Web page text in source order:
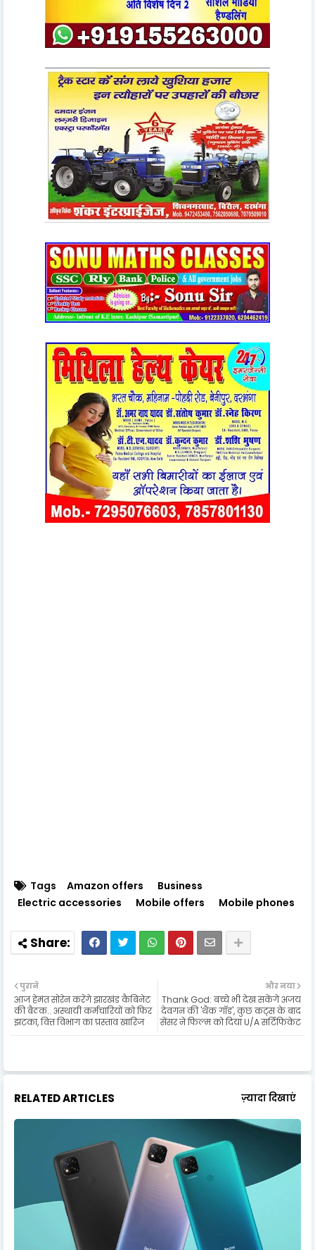
Tags Amazon offers
Business
Electric accessories
Mobile offers Mobile phones
और नया
Thank God: बच्चे भी देख सकेंगे अजय
देवगन की 'थैंक गॉड', कुछ कट्स के बाद
सेंसर ने फिल्म को दिया U/A सर्टिफिकेट
पुराने
आज हेमंत सोरेन करेंगे झारखंड कैबिनेट
की बैठक.. अस्‍थायी कर्मचारियों को फिर
झटका, वित्त विभाग का प्रस्ताव खारिज
RELATED ARTICLES ज़्यादा दिखाएं